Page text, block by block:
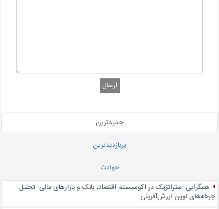
ارسال
جدیدترین
پربازدیدترین
حوادث
همگرایی استراتژیک در اکوسیستم اقتصاد، بانک و بازارهای مالی: تحلیل
چرخه‌های نوین ارزش‌آفرینی